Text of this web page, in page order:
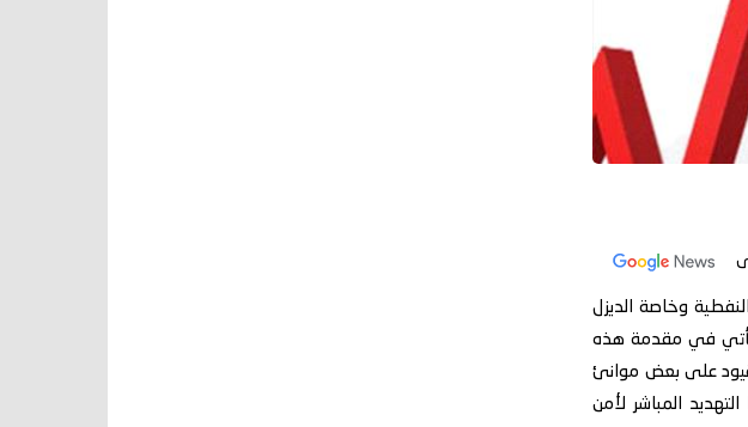
وخاصة الديزل
ويأتي في مقدمة هذه
قيود على بعض موانئ
المباشر لأمن